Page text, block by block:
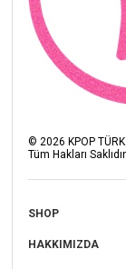
©2026 KPOP TÜRK
Tüm Hakları Saklıdır.
SHOP
HAKKIMIZDA